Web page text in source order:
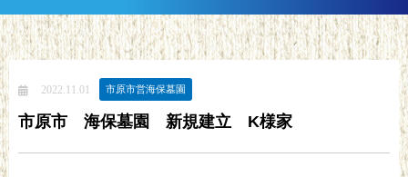
2022.11.01 市原市営海保墓園
市原市 海保墓園 新規建立 K様家